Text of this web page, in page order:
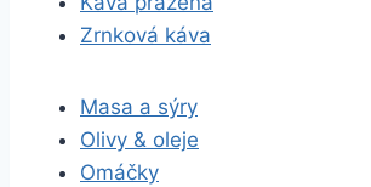
Zrnková káva
Masa a sýry
Olivy & oleje
Omáčky